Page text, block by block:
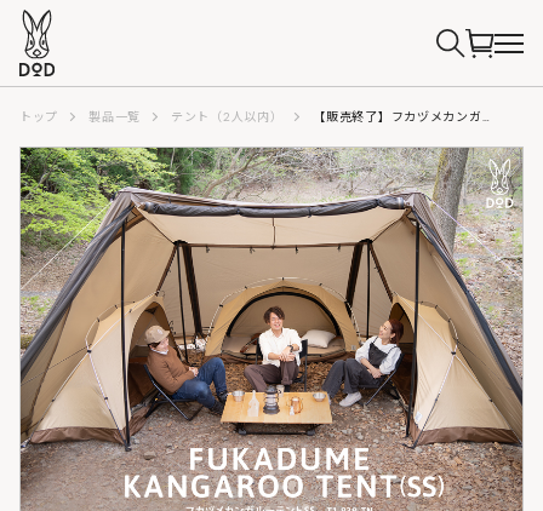
トップ 製品一覧 テント（2人以内） 【販売終了】フカヅメカンガルーテントSS（タン） T1-838-TN